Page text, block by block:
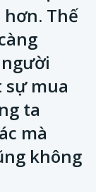
Thế
mua
ta
mà
không